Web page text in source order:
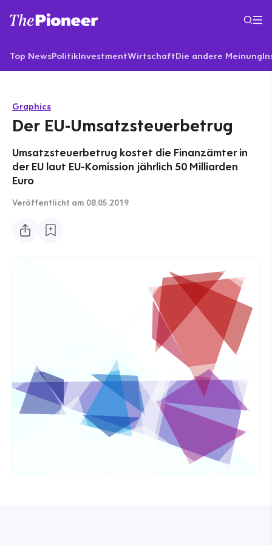
Top NewsPolitikInvestmentWirtschaftDie andere Meinung
Graphics
Der EU-Umsatzsteuerbetrug
Umsatzsteuerbetrug kostet die Finanzämter in
der EU laut EU-Komission jährlich 50 Milliarden
Euro
Veröffentlicht am 08.05.2019